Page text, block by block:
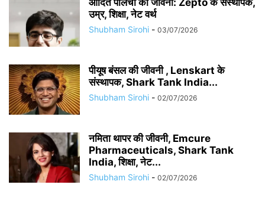
आदित पलिचा की जीवनी: Zepto के संस्थापक,
उम्र, शिक्षा, नेट वर्थ
Shubham Sirohi - 03/07/2026
पीयूष बंसल की जीवनी , Lenskart के
संस्थापक, Shark Tank India...
Shubham Sirohi - 02/07/2026
नमिता थापर की जीवनी, Emcure
Pharmaceuticals, Shark Tank
India, शिक्षा, नेट...
Shubham Sirohi - 02/07/2026